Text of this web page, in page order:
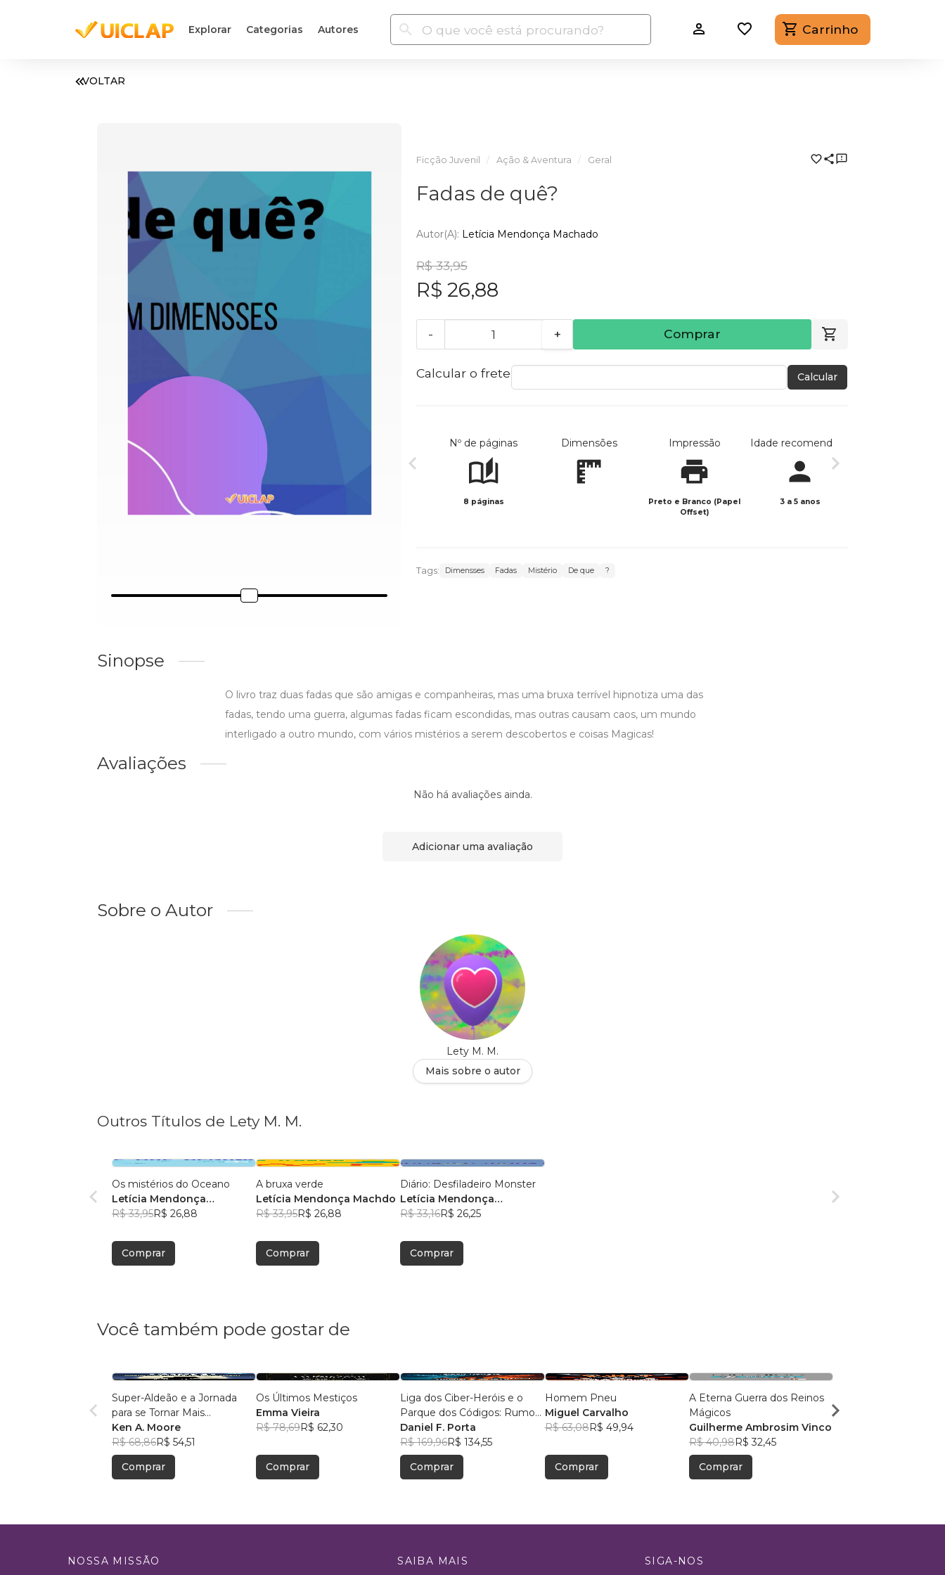
Explorar Categorias Autores Carrinho
VOLTAR
Ficção Juvenil Ação & Aventura Geral
Fadas de quê?
Autor(a): Letícia Mendonça Machado
R$ 33,95
R$ 26,88
- + Comprar
Calcular o frete Calcular
Nº de páginas
8 páginas
Dimensões Impressão
Preto e Branco (Papel
Offset)
Idade recomendada
3 a 5 anos
Tags: Dimensses Fadas Mistério De que ?
Sinopse
O livro traz duas fadas que são amigas e companheiras, mas uma bruxa terrível hipnotiza uma das
fadas, tendo uma guerra, algumas fadas ficam escondidas, mas outras causam caos, um mundo
interligado a outro mundo, com vários mistérios a serem descobertos e coisas Magicas!
Avaliações
Não há avaliações ainda.
Adicionar uma avaliação
Sobre o Autor
Lety M. M.
Mais sobre o autor
Outros Títulos de Lety M. M.
Os mistérios do Oceano
Letícia Mendonça
Machado
R$ 33,95R$ 26,88
Comprar
A bruxa verde
Letícia Mendonça Machdo
R$ 33,95R$ 26,88
Comprar
Diário: Desfiladeiro Monster
Letícia Mendonça
Machado
R$ 33,16R$ 26,25
Comprar
Você também pode gostar de
Super-Aldeão e a Jornada
para se Tornar Mais
Interessante!
Ken A. Moore
R$ 68,86R$ 54,51
Comprar
Os Últimos Mestiços
Emma Vieira
R$ 78,69R$ 62,30
Comprar
Liga dos Ciber-Heróis e o
Parque dos Códigos: Rumo
ao Desconhecido
Daniel F. Porta
R$ 169,96R$ 134,55
Comprar
Homem Pneu
Miguel Carvalho
R$ 63,08R$ 49,94
Comprar
A Eterna Guerra dos Reinos
Mágicos
Guilherme Ambrosim Vinco
R$ 40,98R$ 32,45
Comprar
Simone Saueressig
NOSSA MISSÃO SAIBA MAIS SIGA-NOS